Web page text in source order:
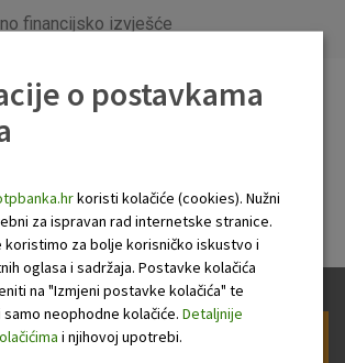
financijsko izvješće
financijsko
financijsko izvješće.pdf
OTP banke
o postavkama
koristi kolačiće (cookies). Nužni
za ispravan rad internetske stranice.
koristimo za bolje korisničko iskustvo i
oglasa i sadržaja. Postavke kolačića
na "Izmjeni postavke kolačića" te
neophodne kolačiće. Detaljnije
i njihovoj upotrebi.